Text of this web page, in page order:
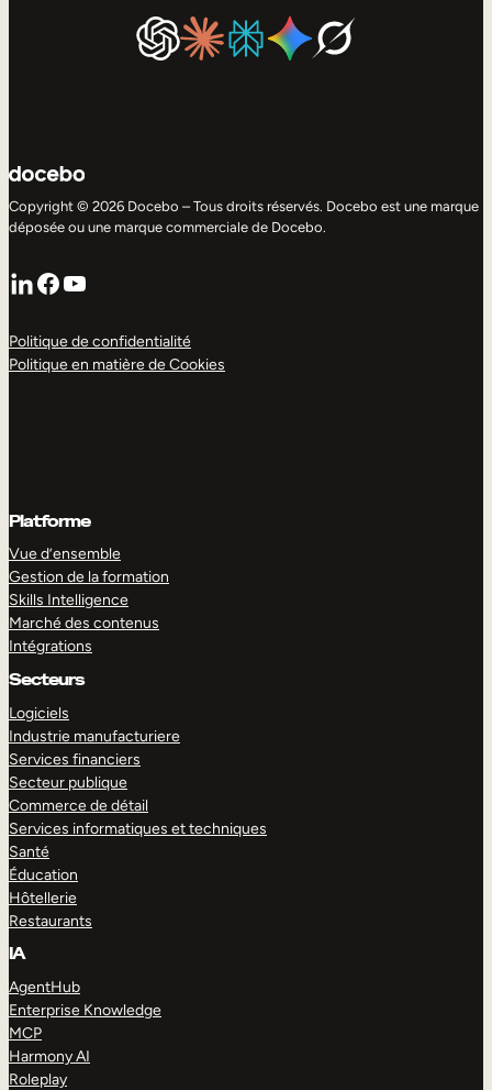
Copyright © 2026 Docebo – Tous droits réservés. Docebo est une marque
déposée ou une marque commerciale de Docebo.
LinkedIn
Facebook
YouTube
Politique de confidentialité
Politique en matière de Cookies
Platforme
Vue d’ensemble
Gestion de la formation
Skills Intelligence
Marché des contenus
Intégrations
Secteurs
Logiciels
Industrie manufacturiere
Services financiers
Secteur publique
Commerce de détail
Services informatiques et techniques
Santé
Éducation
Hôtellerie
Restaurants
IA
AgentHub
Enterprise Knowledge
MCP
Harmony AI
Roleplay